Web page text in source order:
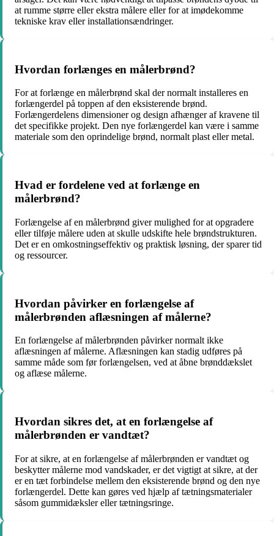
at rumme større eller ekstra målere eller for at imødekomme
tekniske krav eller installationsændringer.
Hvordan forlænges en målerbrønd?
For at forlænge en målerbrønd skal der normalt installeres en
forlængerdel på toppen af den eksisterende brønd.
Forlængerdelens dimensioner og design afhænger af kravene til
det specifikke projekt. Den nye forlængerdel kan være i samme
materiale som den oprindelige brønd, normalt plast eller metal.
Hvad er fordelene ved at forlænge en
målerbrønd?
Forlængelse af en målerbrønd giver mulighed for at opgradere
eller tilføje målere uden at skulle udskifte hele brøndstrukturen.
Det er en omkostningseffektiv og praktisk løsning, der sparer tid
og ressourcer.
Hvordan påvirker en forlængelse af
målerbrønden aflæsningen af målerne?
En forlængelse af målerbrønden påvirker normalt ikke
aflæsningen af målerne. Aflæsningen kan stadig udføres på
samme måde som før forlængelsen, ved at åbne brønddækslet
og aflæse målerne.
Hvordan sikres det, at en forlængelse af
målerbrønden er vandtæt?
For at sikre, at en forlængelse af målerbrønden er vandtæt og
beskytter målerne mod vandskader, er det vigtigt at sikre, at der
er en tæt forbindelse mellem den eksisterende brønd og den nye
forlængerdel. Dette kan gøres ved hjælp af tætningsmaterialer
såsom gummidæksler eller tætningsringe.